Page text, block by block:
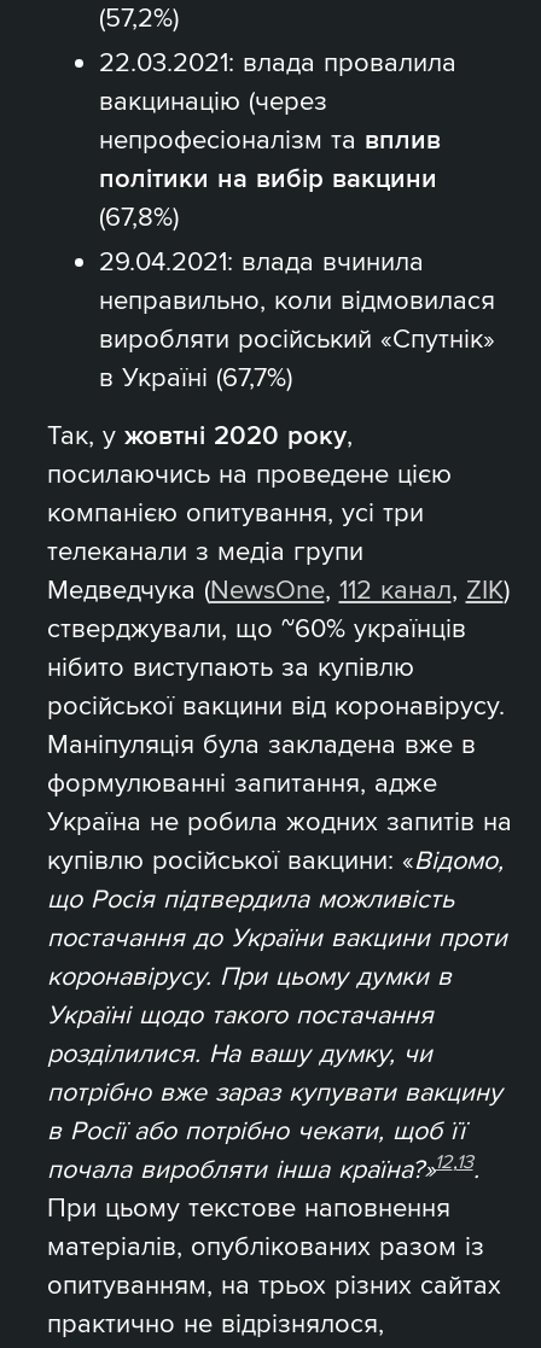
(57,2%)
22.03.2021: влада провалила
вакцинацію (через
непрофесіоналізм та вплив
політики на вибір вакцини
(67,8%)
29.04.2021: влада вчинила
неправильно, коли відмовилася
виробляти російський «Спутнік»
в Україні (67,7%)
Так, у жовтні 2020 року,
посилаючись на проведене цією
компанією опитування, усі три
телеканали з медіа групи
Медведчука (NewsOne, 112 канал, ZIK)
стверджували, що ~60% українців
нібито виступають за купівлю
російської вакцини від коронавірусу.
Маніпуляція була закладена вже в
формулюванні запитання, адже
Україна не робила жодних запитів на
купівлю російської вакцини: «Відомо,
що Росія підтвердила можливість
постачання до України вакцини проти
коронавірусу. При цьому думки в
Україні щодо такого постачання
розділилися. На вашу думку, чи
потрібно вже зараз купувати вакцину
в Росії або потрібно чекати, щоб її
почала виробляти інша країна?»12,13.
При цьому текстове наповнення
матеріалів, опублікованих разом із
опитуванням, на трьох різних сайтах
практично не відрізнялося,